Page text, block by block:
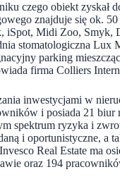
czego obiekt zyskał
znajduje się ok.
Midi Zoo, Smyk,
stomatologiczna Lux
parking
firma Colliers
inwestycjami w
i posiada 21 biur
spektrum ryzyka i
i oportunistyczne, a
Real Estate ma
oraz 194